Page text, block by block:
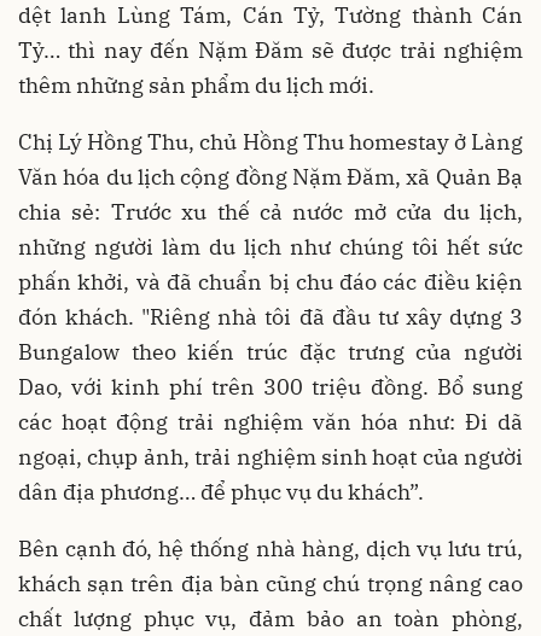
dệt lanh Lùng Tám, Cán Tỷ, Tường thành Cán
Tỷ… thì nay đến Nặm Đăm sẽ được trải nghiệm
thêm những sản phẩm du lịch mới.
Chị Lý Hồng Thu, chủ Hồng Thu homestay ở Làng
Văn hóa du lịch cộng đồng Nặm Đăm, xã Quản Bạ
chia sẻ: Trước xu thế cả nước mở cửa du lịch,
những người làm du lịch như chúng tôi hết sức
phấn khởi, và đã chuẩn bị chu đáo các điều kiện
đón khách. "Riêng nhà tôi đã đầu tư xây dựng 3
Bungalow theo kiến trúc đặc trưng của người
Dao, với kinh phí trên 300 triệu đồng. Bổ sung
các hoạt động trải nghiệm văn hóa như: Đi dã
ngoại, chụp ảnh, trải nghiệm sinh hoạt của người
dân địa phương… để phục vụ du khách”.
Bên cạnh đó, hệ thống nhà hàng, dịch vụ lưu trú,
khách sạn trên địa bàn cũng chú trọng nâng cao
chất lượng phục vụ, đảm bảo an toàn phòng,